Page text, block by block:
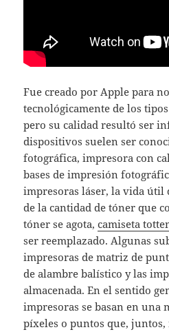
Fue creado por Apple para
tecnológicamente de los
pero su calidad resultó ser
dispositivos suelen ser
fotográfica, impresora con
bases de impresión
impresoras láser, la vida útil
de la cantidad de tóner que
tóner se agota,camiseta
ser reemplazado. Algunas
impresoras de matriz de
de alambre balístico y las
almacenada. En el sentido
impresoras se basan en una
píxeles o puntos que,